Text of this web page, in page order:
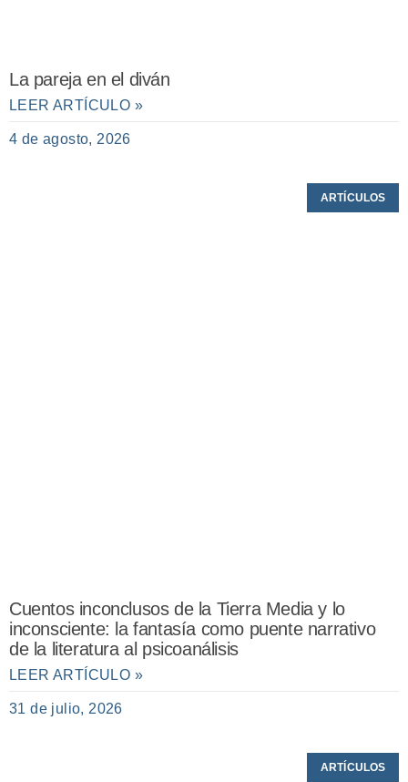
La pareja en el diván
LEER ARTÍCULO »
4 de agosto, 2026
ARTÍCULOS
Cuentos inconclusos de la Tierra Media y lo
inconsciente: la fantasía como puente narrativo
de la literatura al psicoanálisis
LEER ARTÍCULO »
31 de julio, 2026
ARTÍCULOS